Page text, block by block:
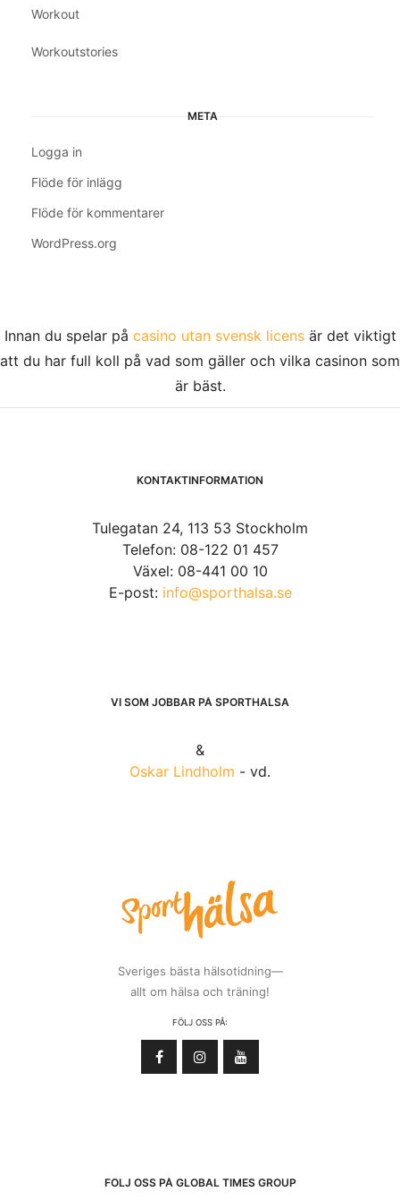
Workout
Workoutstories
META
Logga in
Flöde för inlägg
Flöde för kommentarer
WordPress.org
Innan du spelar på casino utan svensk licensär det viktigt
att du har full koll på vad som gäller och vilka casinon som
är bäst.
KONTAKTINFORMATION
Tulegatan 24, 113 53 Stockholm
Telefon: 08-122 01 457
Växel: 08-441 00 10
E-post: info@sporthalsa.se
VI SOM JOBBAR PÅ SPORTHÄLSA
&
Oskar Lindholm - vd.
Sveriges bästa hälsotidning—
allt om hälsa och träning!
FÖLJ OSS PÅ:
FÖLJ OSS PÅ GLOBAL TIMES GROUP